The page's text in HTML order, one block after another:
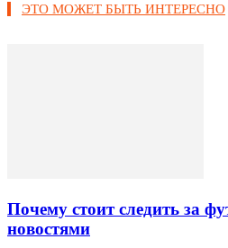
ЭТО МОЖЕТ БЫТЬ ИНТЕРЕСНО
Почему стоит следить за
новостями